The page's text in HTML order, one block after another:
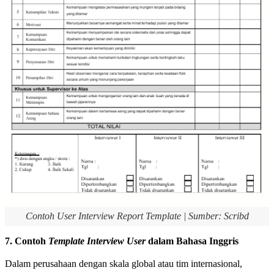
Contoh User Interview Report Template | Sumber: Scribd
7. Contoh Template Interview Userdalam Bahasa Inggris
Dalam perusahaan dengan skala global atau tim internasional,